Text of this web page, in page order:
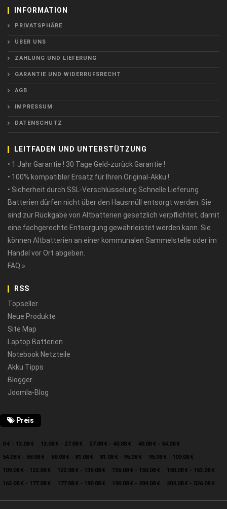
INFORMATION
PRIVATSPHÄRE
ÜBER UNS
ZAHLUNG UND LIEFERUNG
GARANTIE UND WIDERRUFSRECHT
AGB
IMPRESSUM
DATENSCHUTZ
LEITFADEN UND UNTERSTÜTZUNG
• 1 Jahr Garantie ! 30 Tage Geld-zurück Garantie !
• 100% kompatibler Ersatz für Ihren Original-Akku !
• Sicherheit durch SSL-Verschlüsselung Schnelle Lieferung
Batterien dürfen nicht über den Hausmüll entsorgt werden. Sie
sind zur Rückgabe von Altbatterien gesetzlich verpflichtet, damit
eine fachgerechte Entsorgung gewährleistet werden kann. Sie
können Altbatterien an einer kommunalen Sammelstelle oder im
Handel vor Ort abgeben.
FAQ »
RSS
Topseller
Neue Produkte
Site Map
Laptop Batterien
Notebook Netzteile
Akku Tipps
Blogger
Joomla-Blog
Preis
0 € - 13.08 € 13.08 € - 27.08 € 27.08 € - 40.08 €
40.08 € - 54.08 €
54.08 € - 68.08 €
68.08 € - 81.08 € 81.08 € - 95.08 €
95.08 € - 109.08 €
109.08 € - 122.08 €
122.08 € - 136.08 € 136.08 € - 150.08 €
150.08 € - 163.08 €
163.08 € - 177.08 €
177.08 € - 190.08 € 190.08 € - 204.08 € 204.08 € - 526.08 €